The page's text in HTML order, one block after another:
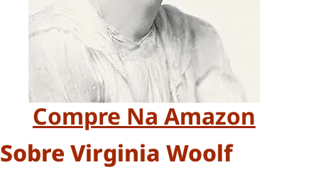
Compre Na Amazon
Sobre Virginia Woolf